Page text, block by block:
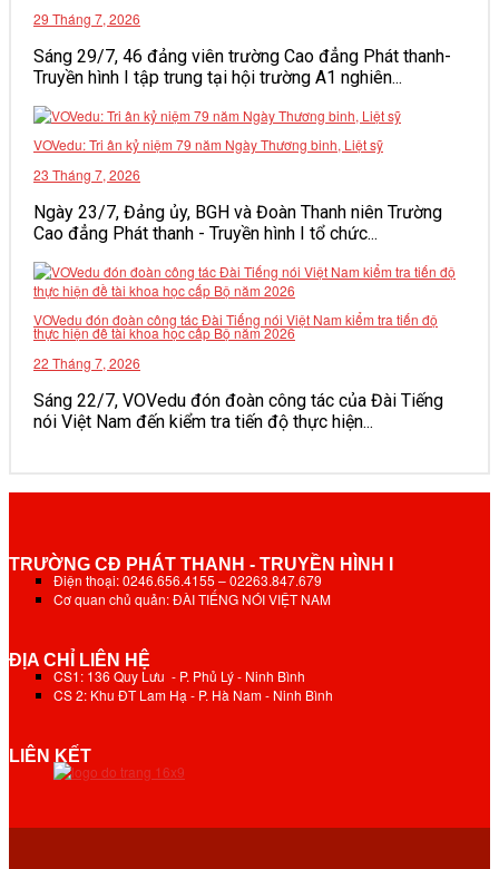
29 Tháng 7, 2026
Sáng 29/7, 46 đảng viên trường Cao đẳng Phát thanh-
Truyền hình I tập trung tại hội trường A1 nghiên...
VOVedu: Tri ân kỷ niệm 79 năm Ngày Thương binh, Liệt sỹ
23 Tháng 7, 2026
Ngày 23/7, Đảng ủy, BGH và Đoàn Thanh niên Trường
Cao đẳng Phát thanh - Truyền hình I tổ chức...
VOVedu đón đoàn công tác Đài Tiếng nói Việt Nam kiểm tra tiến độ
thực hiện đề tài khoa học cấp Bộ năm 2026
22 Tháng 7, 2026
Sáng 22/7, VOVedu đón đoàn công tác của Đài Tiếng
nói Việt Nam đến kiểm tra tiến độ thực hiện...
TRƯỜNG CĐ PHÁT THANH - TRUYỀN HÌNH I
Điện thoại: 0246.656.4155 – 02263.847.679
Cơ quan chủ quản: ĐÀI TIẾNG NÓI VIỆT NAM
ĐỊA CHỈ LIÊN HỆ
CS1: 136 Quy Lưu - P. Phủ Lý - Ninh Bình
CS 2: Khu ĐT Lam Hạ - P. Hà Nam - Ninh Bình
LIÊN KẾT